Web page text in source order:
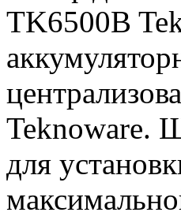
TK6500B
Teknoware.
для